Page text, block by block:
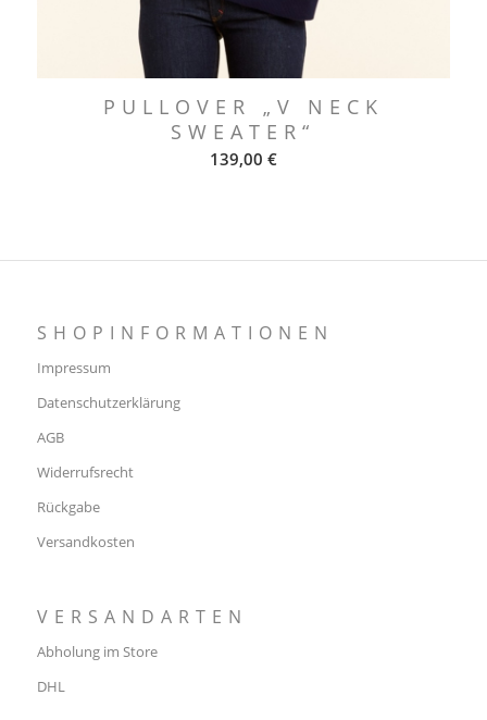
PULLOVER „V NECK
SWEATER“
139,00 €
SHOPINFORMATIONEN
Impressum
Datenschutzerklärung
AGB
Widerrufsrecht
Rückgabe
Versandkosten
VERSANDARTEN
Abholung im Store
DHL